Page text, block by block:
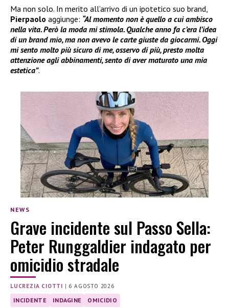
Ma non solo. In merito all’arrivo di un ipotetico suo brand,
Pierpaolo aggiunge: “Al momento non è quello a cui ambisco
nella vita. Però la moda mi stimola. Qualche anno fa c’era l’idea
di un brand mio, ma non avevo le carte giuste da giocarmi. Oggi
mi sento molto più sicuro di me, osservo di più, presto molta
attenzione agli abbinamenti, sento di aver maturato una mia
estetica”.
NEWS
Grave incidente sul Passo Sella:
Peter Runggaldier indagato per
omicidio stradale
LUCREZIA CIOTTI | 6 AGOSTO 2026
INCIDENTE INDAGINE OMICIDIO